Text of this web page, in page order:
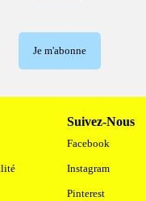
Je m'abonne
Suivez-Nous
Facebook
Instagram
Pinterest